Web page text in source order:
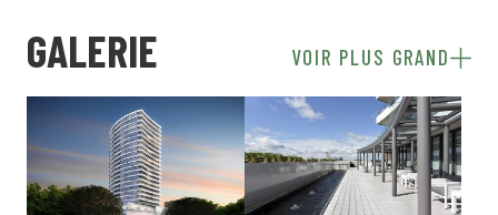
GALERIE VOIR PLUS GRAND